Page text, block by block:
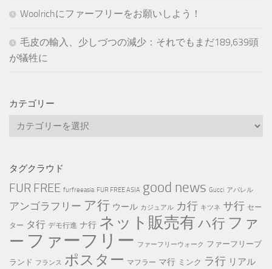
Woolrichにファーフリーをお願いしよう！
毛皮の輸入、少しづつの減少：それでもまだ189,639頭
が犠牲に
カテゴリー
カ
リ
ー
タグクラウド
FUR FREE furfreeasia FUR FREE ASIA good news Gucci アパレル
アンゴラフリー ア行 ウール カジュアル カ行 キツネ サ行 セー
ター タ行 デモ行進 ナ行 ネット販売有ハ行 ファ
ー ファーフリー ファーフリーウォーク ファーフリーブ
ランド フランス ポスター マフラー マ行 ミンク ラ行 リアル